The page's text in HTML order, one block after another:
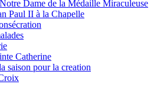
Dame de la Médaille Miraculeuse
Paul II à la Chapelle
Catherine
saison pour la creation